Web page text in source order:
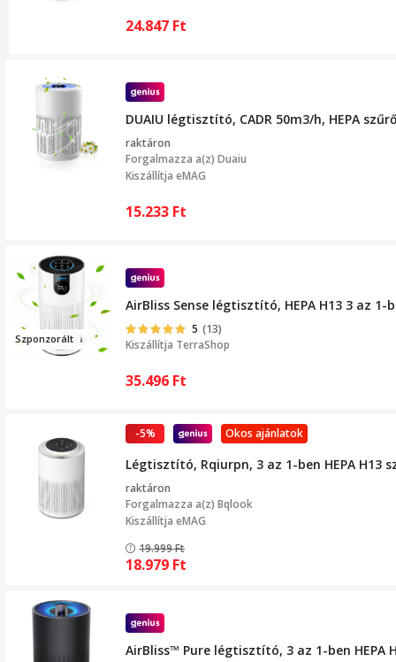
24.847 Ft
DUAIU légtisztító, CADR 50m3/h, HEPA
raktáron
Forgalmazza a(z) Duaiu
Kiszállítja eMAG
15.233 Ft
Szponzorált
AirBliss Sense légtisztító, HEPA H13 3 az
5 (13)
Kiszállítja TerraShop
35.496 Ft
Okos ajánlatok
-5%
Légtisztító, Rqiurpn, 3 az 1-ben HEPA
raktáron
Forgalmazza a(z) Bqlook
Kiszállítja eMAG
19.999Ft
18.979 Ft
AirBliss™ Pure légtisztító, 3 az 1-ben